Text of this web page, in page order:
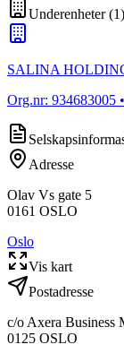
Underenheter(1)
SALINA
Org.nr: 934683005
Adresse
Olav Vs gate 5
0161 OSLO
Oslo
Vis kart
Postadresse
c/o Axera Business
0125 OSLO